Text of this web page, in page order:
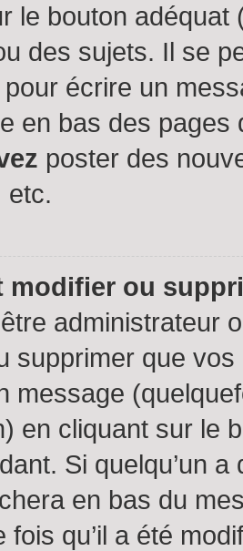
le bouton
des sujets. Il se
écrire un
en bas des
poster des
etc.
modifier ou
administrateur
supprimer que
message
en cliquant sur le
Si quelqu’un
en bas du
fois qu’il a été